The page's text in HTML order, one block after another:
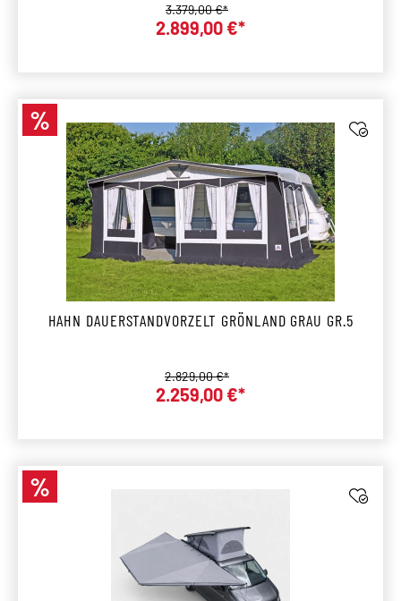
Verkaufspreis:
2.899,00 €*
Regulärer Preis:
3.379,00 €*
Rabatt
%
HAHN DAUERSTANDVORZELT GRÖNLAND GRAU GR.5
Verkaufspreis:
2.259,00 €*
Regulärer Preis:
2.829,00 €*
Rabatt
%